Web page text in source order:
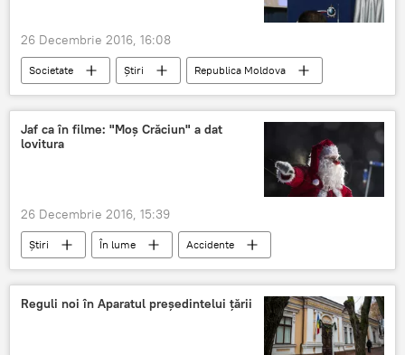
26 Decembrie 2016, 16:08
Societate Știri
Republica Moldova
Vitalie Pîrlog
Interpol
Expert
INTERPOL
Vitalie Pîrlog
Jaf ca în filme: "Moș Crăciun" a dat
lovitura
26 Decembrie 2016, 15:39
Știri În lume
Accidente
Grecia
jaf
Sfântul Vasile
Moș Crăciun
câștig casă
Reguli noi în Aparatul președintelui țării